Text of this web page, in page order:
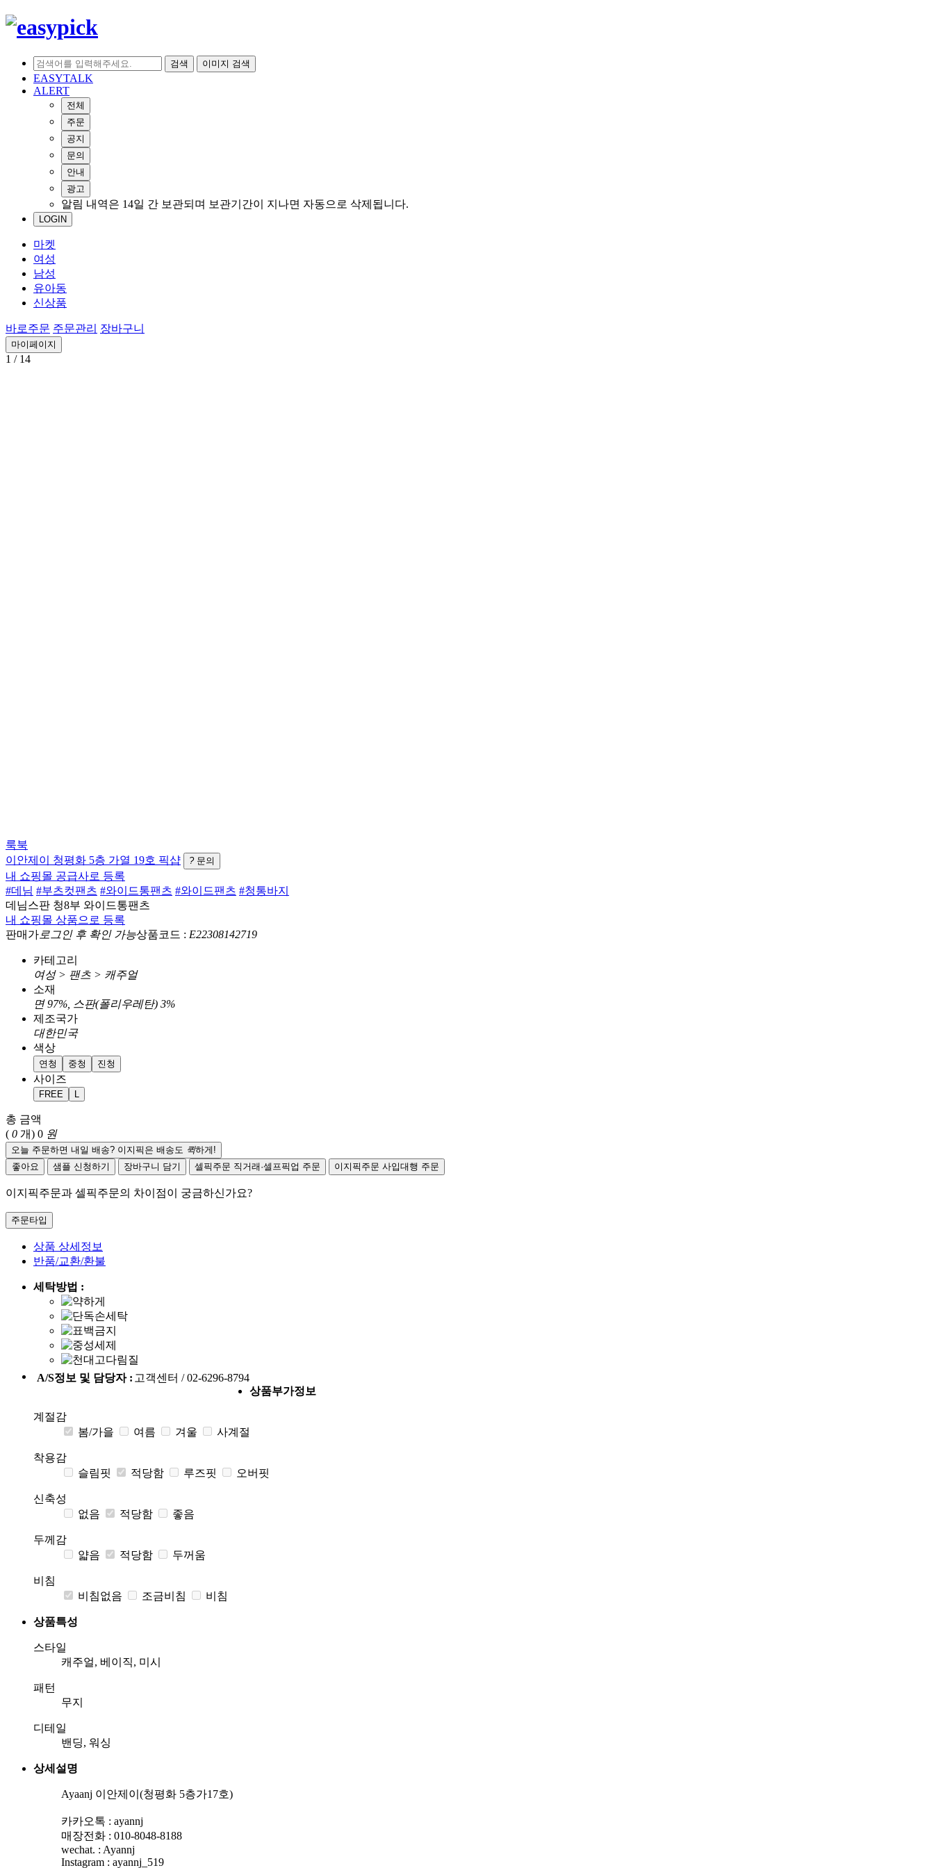
검색 이미지 검색
EASYTALK
ALERT
전체
주문
공지
문의
안내
광고
알림 내역은 14일 간 보관되며 보관기간이 지나면 자동으로 삭제됩니다.
LOGIN
마켓
여성
남성
유아동
신상품
바로주문 주문관리 장바구니
마이페이지
1 / 14
룩북
이안제이
청평화 5층 가열 19호 픽샵 ? 문의
내 쇼핑몰 공급사로 등록
#데님 #부츠컷팬츠 #와이드통팬츠 #와이드팬츠 #청통바지
데님스판 청8부 와이드통팬츠
내 쇼핑몰 상품으로 등록
판매가 로그인 후 확인 가능상품코드 : E22308142719
카테고리
여성 > 팬츠 > 캐주얼
소재
면 97%, 스판(폴리우레탄) 3%
제조국가
대한민국
색상
연청 중청 진청
사이즈
FREE
총 금액
( 0 개) 0 원
오늘 주문하면 내일 배송? 이지픽은 배송도 퀵하게!
좋아요
샘플 신청하기 장바구니 담기 셀픽주문 직거래·셀프픽업 주문 이지픽주문 사입대행 주문
이지픽주문과 셀픽주문의 차이점이 궁금하신가요?
주문타입
상품 상세정보
반품/교환/환불
세탁방법 :
A/S정보 및 담당자 : 고객센터 / 02-6296-8794
상품부가정보
계절감
봄/가을
여름 겨울 사계절
착용감
슬림핏
적당함 루즈핏 오버핏
신축성
없음
적당함 좋음
두께감
얇음
적당함 두꺼움
비침
비침없음
조금비침 비침
상품특성
스타일
캐주얼, 베이직, 미시
패턴
무지
디테일
밴딩, 워싱
상세설명
Ayaanj 이안제이(청평화 5층가17호)
카카오톡 : ayannj
매장전화 : 010-8048-8188
wechat. : Ayannj
Instagram : ayannj_519